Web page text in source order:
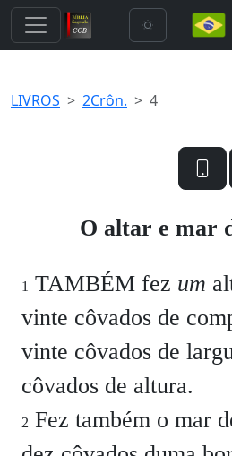
LIVROS 2Crôn. 4
O altar e mar
1 TAMBÉM fez um
vinte côvados de
vinte côvados de
côvados de altura.
2 Fez também o mar